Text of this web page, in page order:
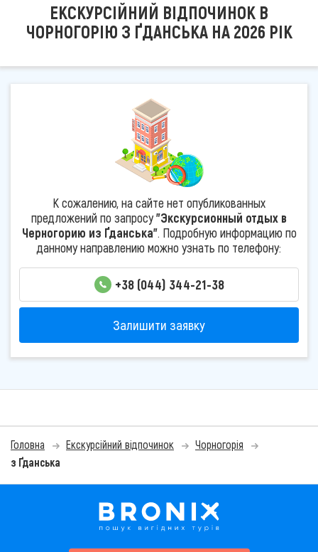
ЕКСКУРСІЙНИЙ ВІДПОЧИНОК В
ЧОРНОГОРІЮ З ҐДАНСЬКА НА 2026 РІК
К сожалению, на сайте нет опубликованных
предложений по запросу"Экскурсионный отдых в
Черногорию из Ґданська". Подробную информацию по
данному направлению можно узнать по телефону:
+38 (044) 344-21-38
Залишити заявку
Головна Екскурсійний відпочинок
Чорногорія
з Ґданська